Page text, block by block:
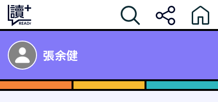
張余健